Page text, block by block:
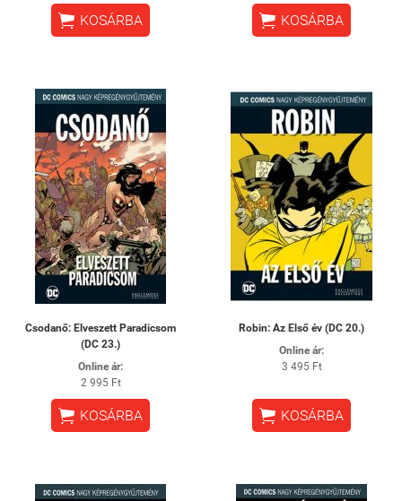
 KOSÁRBA  KOSÁRBA
Csodanő: ​Elveszett Paradicsom
(DC 23.)
Online ár:
2 995 Ft
 KOSÁRBA
Robin: Az Első év (DC 20.)
Online ár:
3 495 Ft
 KOSÁRBA